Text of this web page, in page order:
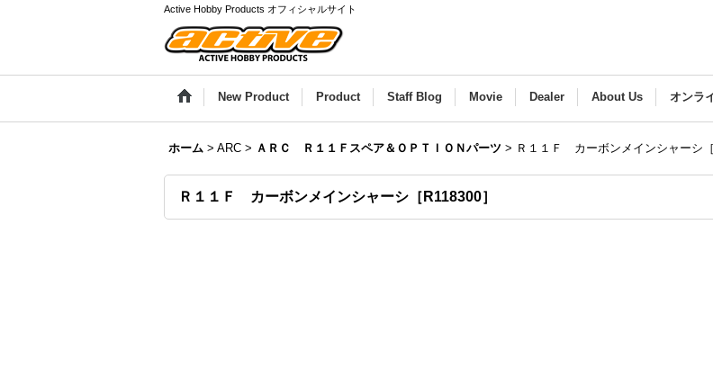
Active Hobby Products オフィシャルサイト
New Product Product Staff Blog Movie Dealer About Us オンラ
ホーム > ARC > ＡＲＣ Ｒ１１Ｆスペア＆ＯＰＴＩＯＮパーツ > Ｒ１１Ｆ カーボンメインシャーシ［
Ｒ１１Ｆ カーボンメインシャーシ［R118300］